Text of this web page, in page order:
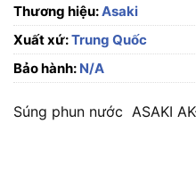
Thương hiệu:Asaki
Xuất xứ:Trung Quốc
Bảo hành: N/A
Súng phun nước ASAKI